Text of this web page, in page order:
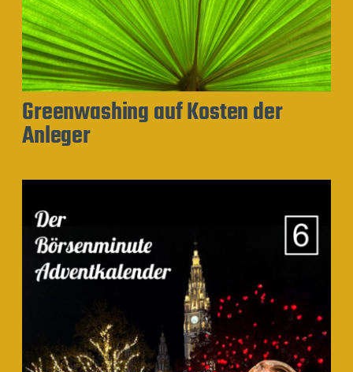
Greenwashing auf Kosten der
Anleger